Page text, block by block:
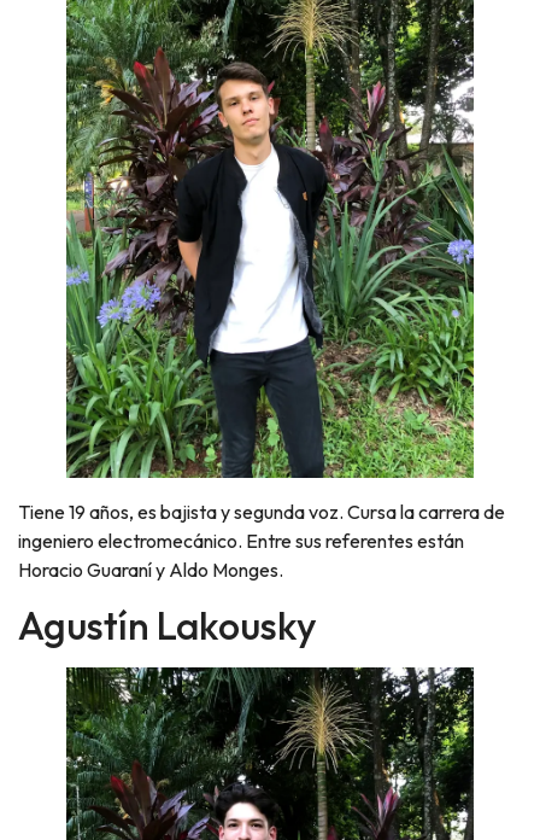
Tiene 19 años, es bajista y segunda voz. Cursa la carrera de
ingeniero electromecánico. Entre sus referentes están
Horacio Guaraní y Aldo Monges.
Agustín Lakousky